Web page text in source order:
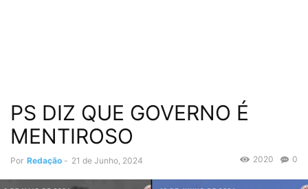
PS DIZ QUE GOVERNO É
MENTIROSO
Por Redação - 21 de Junho, 2024 0
2020